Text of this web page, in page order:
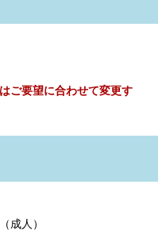
ご要望に合わせて変更す
成人）